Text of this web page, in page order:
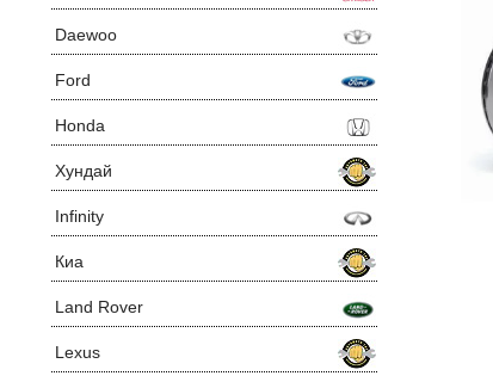
Daewoo
Ford
Honda
Хундай
Infinity
Киа
Land Rover
Lexus